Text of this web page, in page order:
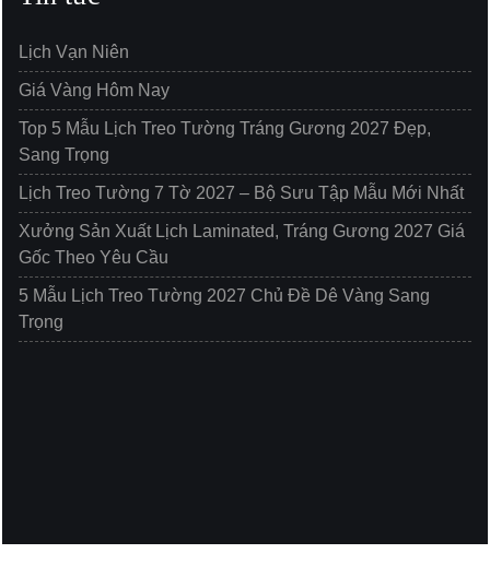
Lịch Vạn Niên
Giá Vàng Hôm Nay
Top 5 Mẫu Lịch Treo Tường Tráng Gương 2027 Đẹp,
Sang Trọng
Lịch Treo Tường 7 Tờ 2027 – Bộ Sưu Tập Mẫu Mới Nhất
Xưởng Sản Xuất Lịch Laminated, Tráng Gương 2027 Giá
Gốc Theo Yêu Cầu
5 Mẫu Lịch Treo Tường 2027 Chủ Đề Dê Vàng Sang
Trọng